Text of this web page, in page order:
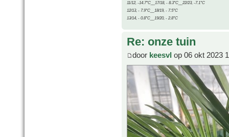
11/12, -14.7°C__17/18, - 8.3°C__22/23, -7.1°C
12/13, - 7.9°C__18/19, - 7.5°C
13/14, - 0.8°C__19/20, - 2.8°C
Re: onze tuin
door keesvl op 06 okt 2023